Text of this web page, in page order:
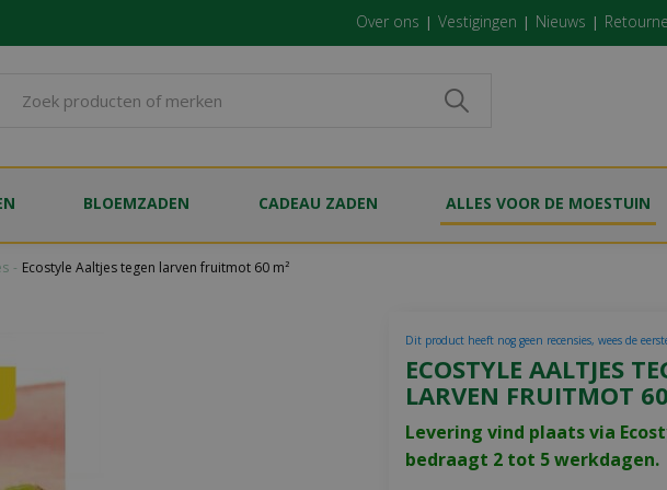
Ecostyle Aaltjes tegen larven fruitmot 60 m²
Over ons Vestigingen Nieuws
BLOEMZADEN CADEAU ZADEN ALLES VOOR DE MOESTUIN
ECOSTYLE AALTJES
LARVEN FRUITMOT
Levering vind plaats via
bedraagt 2 tot 5 werkdagen.
Dit product heeft nog geen recensies, wees de